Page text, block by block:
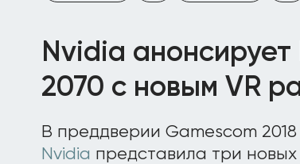
Nvidia анонсирует
2070 с новым VR
В преддверии Gamescom
Nvidia представила три